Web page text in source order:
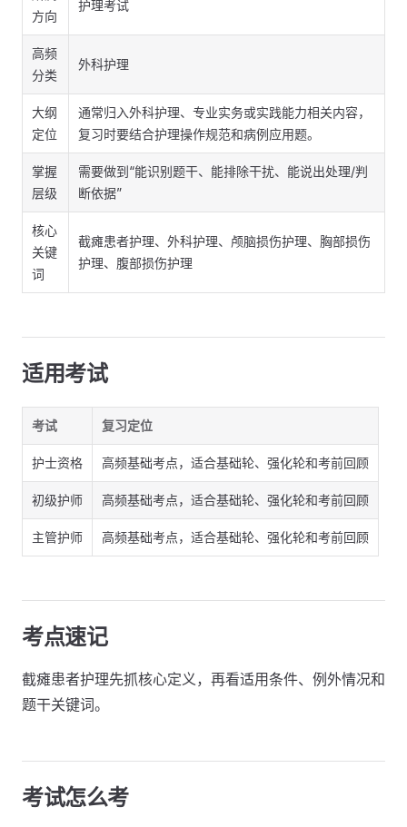
方向
护理考试
高频
分类
外科护理
大纲
定位
通常归入外科护理、专业实务或实践能力相关内容，
复习时要结合护理操作规范和病例应用题。
掌握
层级
需要做到“能识别题干、能排除干扰、能说出处理/判
断依据”
核心
关键
词
截瘫患者护理、外科护理、颅脑损伤护理、胸部损伤
护理、腹部损伤护理
适用考试
考试 复习定位
护士资格 高频基础考点，适合基础轮、强化轮和考前回顾
初级护师 高频基础考点，适合基础轮、强化轮和考前回顾
主管护师 高频基础考点，适合基础轮、强化轮和考前回顾
考点速记
截瘫患者护理先抓核心定义，再看适用条件、例外情况和
题干关键词。
考试怎么考